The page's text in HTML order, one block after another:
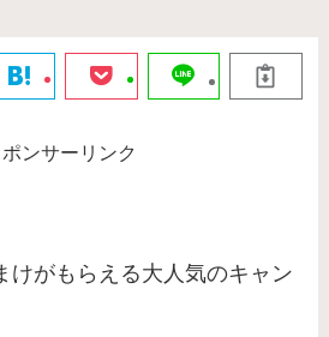
ポンサーリンク
けがもらえる大人気のキャン